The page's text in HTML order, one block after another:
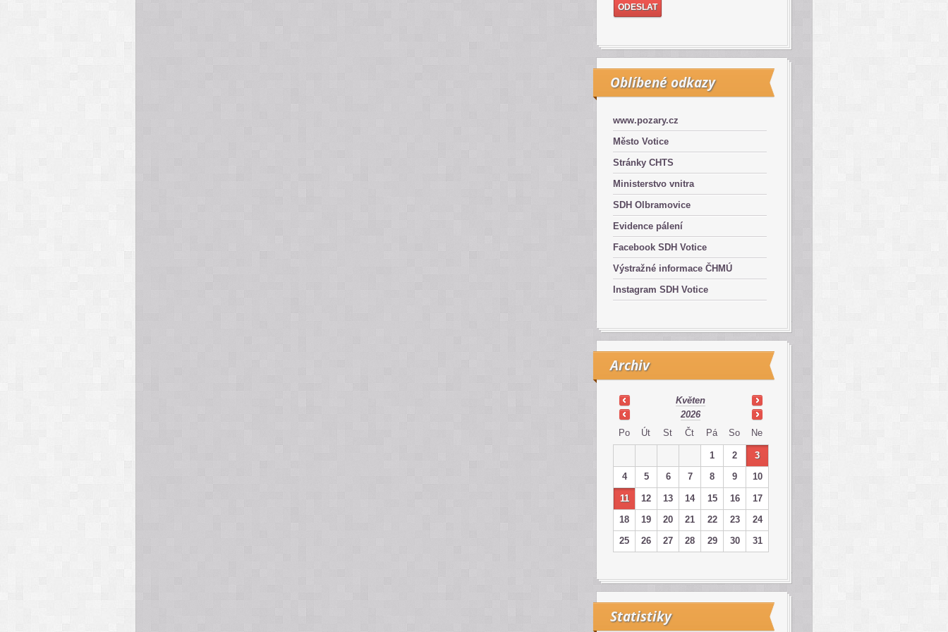
Oblíbené odkazy
www.pozary.cz
Město Votice
Stránky CHTS
Ministerstvo vnitra
SDH Olbramovice
Evidence pálení
Facebook SDH Votice
Výstražné informace ČHMÚ
Instagram SDH Votice
Archiv
Květen
2026
Po
Út St Čt Pá So Ne
1 2
3
4
5 6 7 8 9 10
11 12 13 14 15 16
17
18
19 20 21 22 23
24
25
26 27 28 29 30 31
Statistiky